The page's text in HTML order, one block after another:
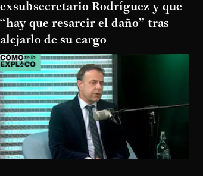
exsubsecretario Rodríguez y que
“hay que resarcir el daño” tras
alejarlo de su cargo